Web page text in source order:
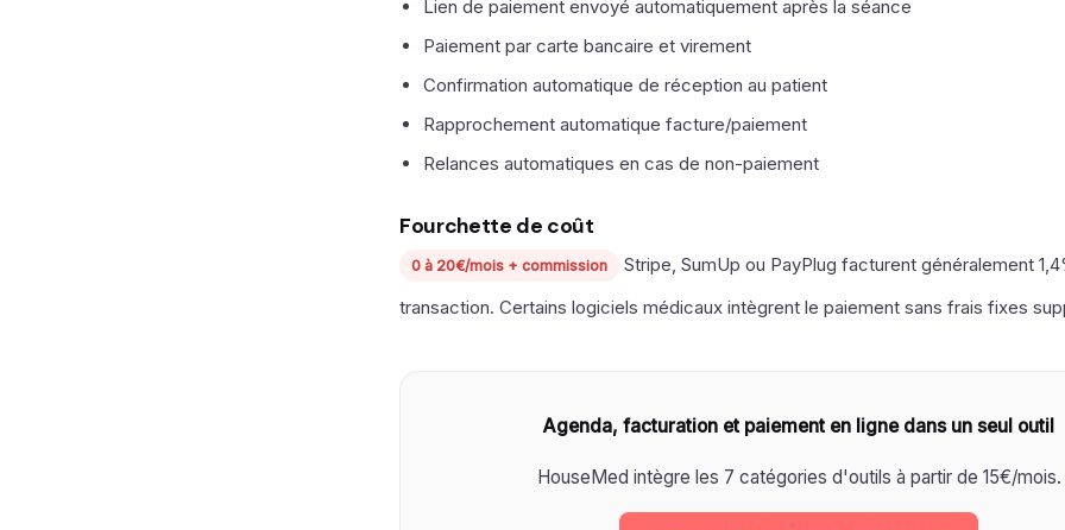
Lien de paiement envoyé automatiquement après la séance
Paiement par carte bancaire et virement
Confirmation automatique de réception au patient
Rapprochement automatique facture/paiement
Relances automatiques en cas de non-paiement
Fourchette de coût
0 à 20€/mois + commission
Stripe, SumUp ou PayPlug facturent généralement
transaction. Certains logiciels médicaux intègrent le paiement sans frais fixes
Agenda, facturation et paiement en ligne dans un seul outil
HouseMed intègre les 7 catégories d'outils à partir de 15€/mois.